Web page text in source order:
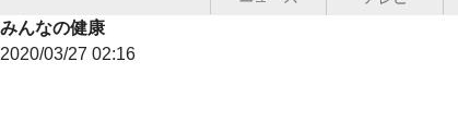
みんなの健康
2020/03/27 02:16